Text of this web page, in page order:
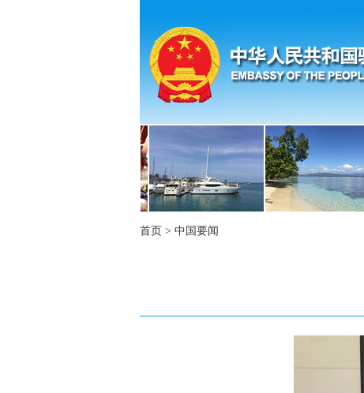
首页 > 中国要闻